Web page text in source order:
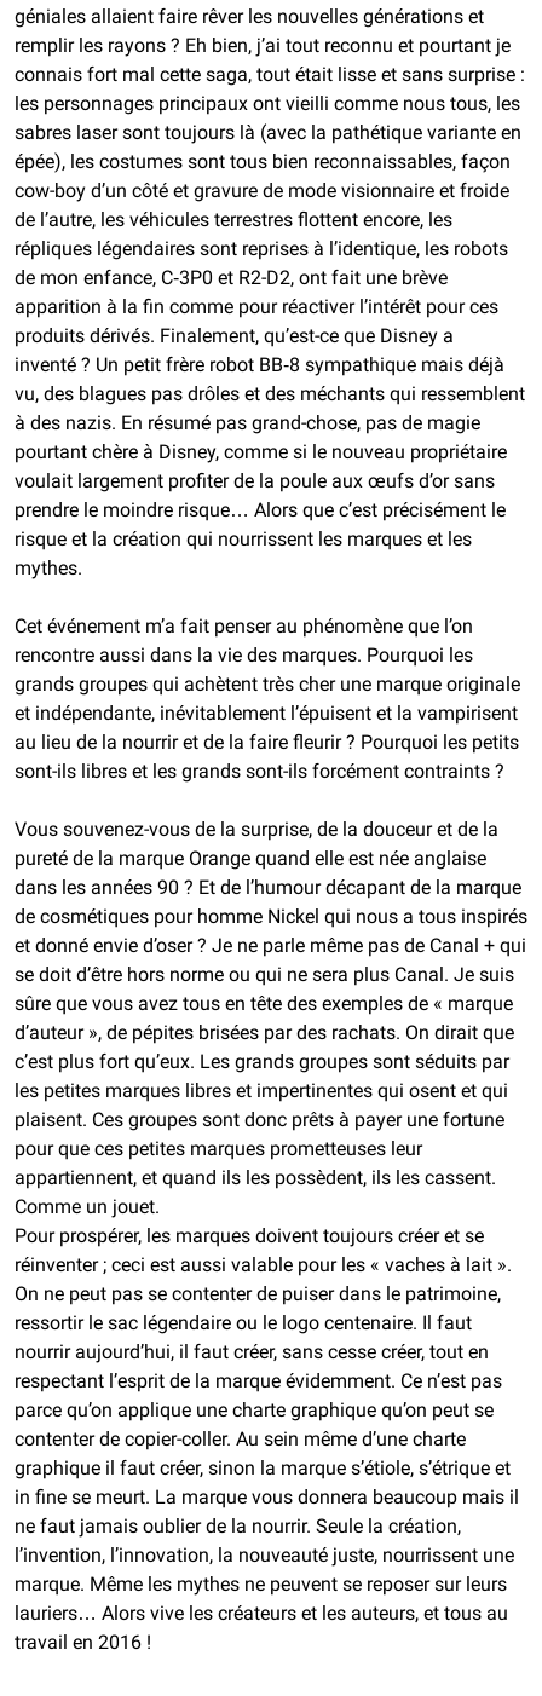
géniales allaient faire rêver les nouvelles générations et
remplir les rayons ? Eh bien, j’ai tout reconnu et pourtant je
connais fort mal cette saga, tout était lisse et sans surprise :
les personnages principaux ont vieilli comme nous tous, les
sabres laser sont toujours là (avec la pathétique variante en
épée), les costumes sont tous bien reconnaissables, façon
cow-boy d’un côté et gravure de mode visionnaire et froide
de l’autre, les véhicules terrestres flottent encore, les
répliques légendaires sont reprises à l’identique, les robots
de mon enfance, C‑3P0 et R2-D2, ont fait une brève
apparition à la fin comme pour réactiver l’intérêt pour ces
produits dérivés. Finalement, qu’est-ce que Disney a
inventé ? Un petit frère robot BB‑8 sympathique mais déjà
vu, des blagues pas drôles et des méchants qui ressemblent
à des nazis. En résumé pas grand-chose, pas de magie
pourtant chère à Disney, comme si le nouveau propriétaire
voulait largement profiter de la poule aux œufs d’or sans
prendre le moindre risque… Alors que c’est précisément le
risque et la création qui nourrissent les marques et les
mythes.
Cet événement m’a fait penser au phénomène que l’on
rencontre aussi dans la vie des marques. Pourquoi les
grands groupes qui achètent très cher une marque originale
et indépendante, inévitablement l’épuisent et la vampirisent
au lieu de la nourrir et de la faire fleurir ? Pourquoi les petits
sont-ils libres et les grands sont-ils forcément contraints ?
Vous souvenez-vous de la surprise, de la douceur et de la
pureté de la marque Orange quand elle est née anglaise
dans les années 90 ? Et de l’humour décapant de la marque
de cosmétiques pour homme Nickel qui nous a tous inspirés
et donné envie d’oser ? Je ne parle même pas de Canal + qui
se doit d’être hors norme ou qui ne sera plus Canal. Je suis
sûre que vous avez tous en tête des exemples de « marque
d’auteur », de pépites brisées par des rachats. On dirait que
c’est plus fort qu’eux. Les grands groupes sont séduits par
les petites marques libres et impertinentes qui osent et qui
plaisent. Ces groupes sont donc prêts à payer une fortune
pour que ces petites marques prometteuses leur
appartiennent, et quand ils les possèdent, ils les cassent.
Comme un jouet.
Pour prospérer, les marques doivent toujours créer et se
réinventer ; ceci est aussi valable pour les « vaches à lait ».
On ne peut pas se contenter de puiser dans le patrimoine,
ressortir le sac légendaire ou le logo centenaire. Il faut
nourrir aujourd’hui, il faut créer, sans cesse créer, tout en
respectant l’esprit de la marque évidemment. Ce n’est pas
parce qu’on applique une charte graphique qu’on peut se
contenter de copier-coller. Au sein même d’une charte
graphique il faut créer, sinon la marque s’étiole, s’étrique et
in fine se meurt. La marque vous donnera beaucoup mais il
ne faut jamais oublier de la nourrir. Seule la création,
l’invention, l’innovation, la nouveauté juste, nourrissent une
marque. Même les mythes ne peuvent se reposer sur leurs
lauriers… Alors vive les créateurs et les auteurs, et tous au
travail en 2016 !